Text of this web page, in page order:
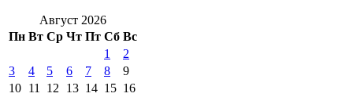
Август 2026
Пн Вт Ср Чт Пт Сб Вс
1
2
3
4 5 6 7 8
9
10 11 12 13 14 15 16